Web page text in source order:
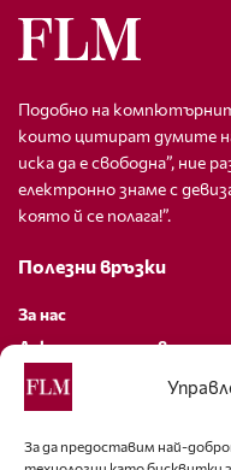
За да предоставим най-
Подобно на
които цитират думите
иска да е свободна”, ние
електронно знаме с
която й се полага!”.
Полезни връзки
За нас
Декларация за
Политика за бисквитки
За контакти